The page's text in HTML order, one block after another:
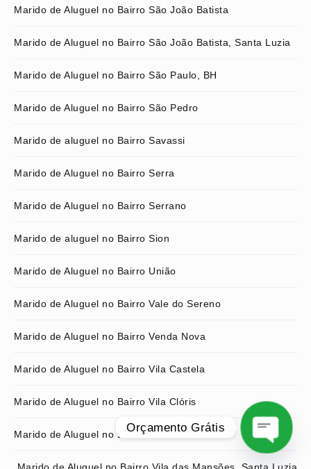
Marido de Aluguel no Bairro São João Batista
Marido de Aluguel no Bairro São João Batista, Santa Luzia
Marido de Aluguel no Bairro São Paulo, BH
Marido de Aluguel no Bairro São Pedro
Marido de aluguel no Bairro Savassi
Marido de Aluguel no Bairro Serra
Marido de Aluguel no Bairro Serrano
Marido de aluguel no Bairro Sion
Marido de Aluguel no Bairro União
Marido de Aluguel no Bairro Vale do Sereno
Marido de Aluguel no Bairro Venda Nova
Marido de Aluguel no Bairro Vila Castela
Marido de Aluguel no Bairro Vila Clóris
Marido de Aluguel no Bairro Vila da Serra
Orçamento Grátis
O